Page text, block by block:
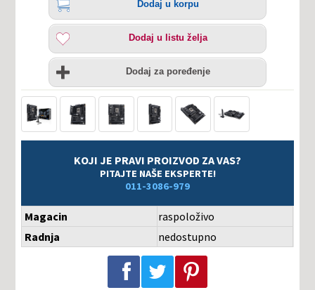
korpu
Dodaj u korpu
Dodaj
listu
želja
Dodaj u listu želja
Uporedi
Dodaj za poređenje
KOJI JE PRAVI PROIZVOD ZA VAS?
PITAJTE NAŠE EKSPERTE!
011-3086-979
Magacin
raspoloživo
Radnja
nedostupno
Podeli na Facebook-u Podeli na Twitter-u Podeli na Pinterest-u